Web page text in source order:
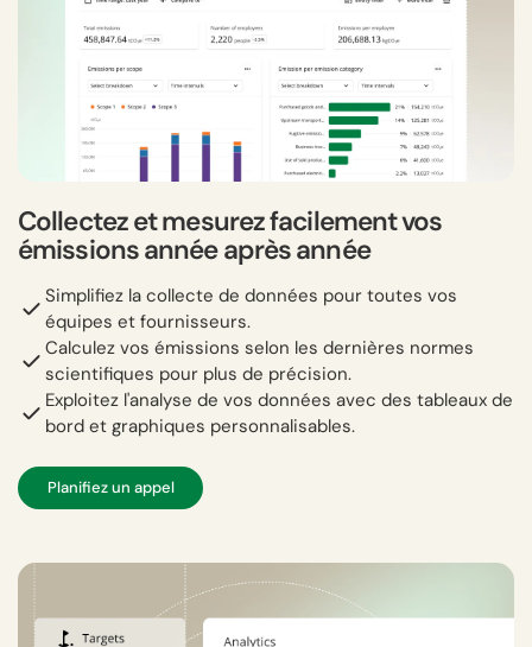
Collectez et mesurez facilement vos
émissions année après année
Simplifiez la collecte de données pour toutes vos
équipes et fournisseurs.
Calculez vos émissions selon les dernières normes
scientifiques pour plus de précision.
Exploitez l'analyse de vos données avec des tableaux de
bord et graphiques personnalisables.
Planifiez un appel